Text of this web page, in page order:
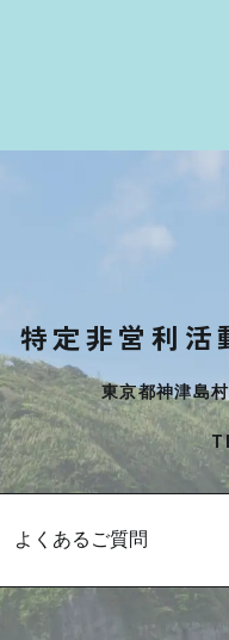
特定非営利活
東京都神津島
よくあるご質問